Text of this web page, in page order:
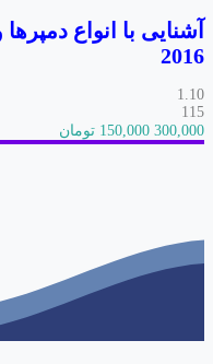
2016
1.10
115
300,000 150,000 تومان